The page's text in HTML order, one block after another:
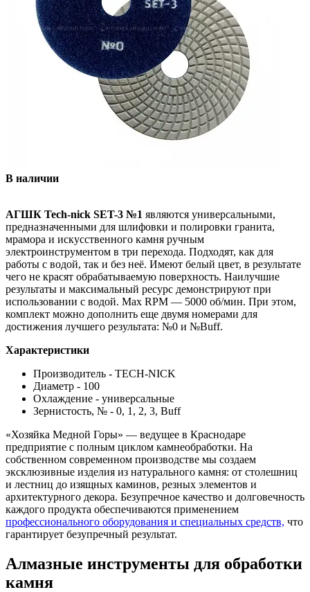
В наличии
АГШК Tech-nick SET-3 №1 являются универсальными,
предназначенными для шлифовки и полировки гранита,
мрамора и искусственного камня ручным
электроинструментом в три перехода. Подходят, как для
работы с водой, так и без неё. Имеют белый цвет, в результате
чего не красят обрабатываемую поверхность. Наилучшие
результаты и максимальный ресурс демонстрируют при
использовании с водой. Max RPM — 5000 об/мин. При этом,
комплект можно дополнить еще двумя номерами для
достижения лучшего результата: №0 и №Buff.
Характеристики
Производитель - TECH-NICK
Диаметр - 100
Охлаждение - универсальные
Зернистость, № - 0, 1, 2, 3, Buff
«Хозяйка Медной Горы» — ведущее в Краснодаре
предприятие с полным циклом камнеобработки. На
собственном современном производстве мы создаем
эксклюзивные изделия из натурального камня: от столешниц
и лестниц до изящных каминов, резных элементов и
архитектурного декора. Безупречное качество и долговечность
каждого продукта обеспечиваются применением
профессионального оборудования и специальных средств, что
гарантирует безупречный результат.
Алмазные инструменты для обработки
камня